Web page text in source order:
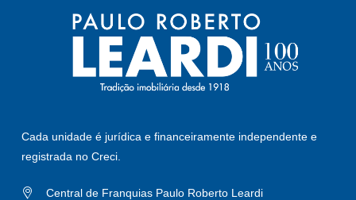
Cada unidade é jurídica e financeiramente independente e
registrada no Creci.
Central de Franquias Paulo Roberto Leardi